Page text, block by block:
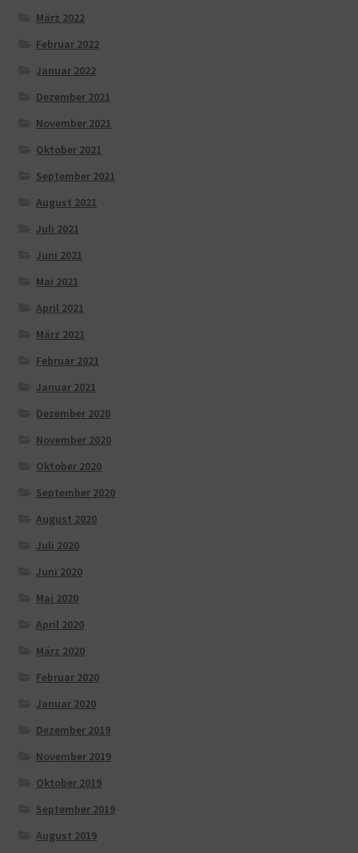
März 2022
Februar 2022
Januar 2022
Dezember 2021
November 2021
Oktober 2021
September 2021
August 2021
Juli 2021
Juni 2021
Mai 2021
April 2021
März 2021
Februar 2021
Januar 2021
Dezember 2020
November 2020
Oktober 2020
September 2020
August 2020
Juli 2020
Juni 2020
Mai 2020
April 2020
März 2020
Februar 2020
Januar 2020
Dezember 2019
November 2019
Oktober 2019
September 2019
August 2019